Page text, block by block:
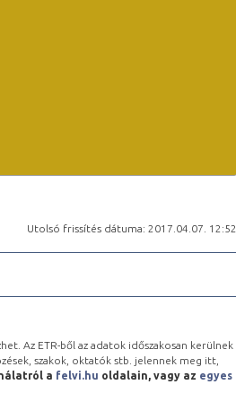
Utolsó frissítés dátuma: 2017.04.07. 12:52
Az ETR-ből az adatok időszakosan kerülnek
szakok, oktatók stb. jelennek meg itt,
a felvi.hu oldalain, vagy az egyes